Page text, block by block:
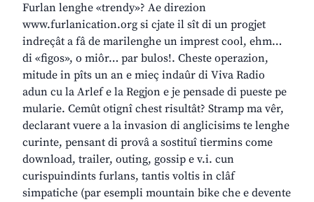
Furlan lenghe «trendy»? Ae direzion
www.furlanication.org si cjate il sît di un progjet
indreçât a fâ de marilenghe un imprest cool, ehm…
di «figos», o miôr… par bulos!. Cheste operazion,
mitude in pîts un an e mieç indaûr di Viva Radio
adun cu la Arlef e la Regjon e je pensade di pueste pe
mularie. Cemût otignî chest risultât? Stramp ma vêr,
declarant vuere a la invasion di anglicisims te lenghe
curinte, pensant di provâ a sostituî tiermins come
download, trailer, outing, gossip e v.i. cun
curispuindints furlans, tantis voltis in clâf
simpatiche (par esempli mountain bike che e devente